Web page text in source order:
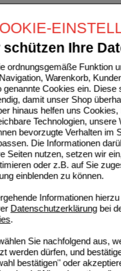
schützen Ihre
ordnungsgemäße Funktion
Warenkorb,
genannte Cookies ein. Diese
damit unser Shop
hinaus helfen uns Cookies,
Technologien, unsere
bevorzugte Verhalten im
Die Informationen
Seiten nutzen, setzen wir
oder z.B. auf Sie
einblenden zu können.
Informationen
Datenschutzerklärungbei
.
Sie nachfolgend aus,
werden dürfen, und
bestätigen" oder